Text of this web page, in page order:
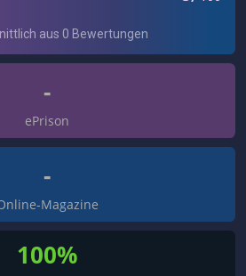
-
ePrison
-
Magazine
100%